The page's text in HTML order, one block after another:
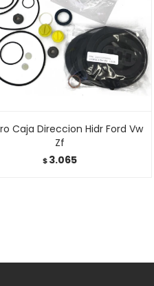
Caja Direccion Hidr Ford Vw
Zf
$ 3.065